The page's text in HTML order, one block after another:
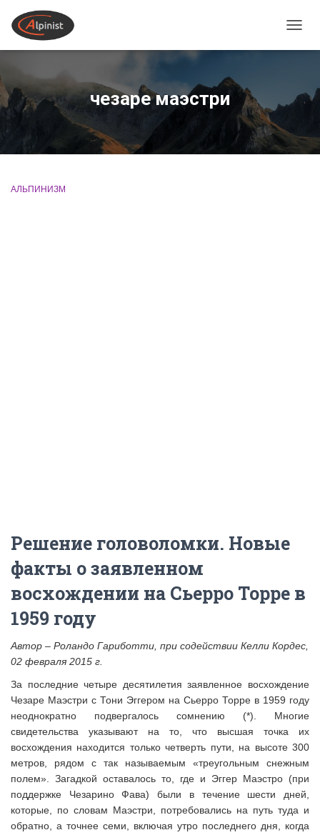
чезаре маэстри
АЛЬПИНИЗМ
Решение головоломки. Новые
факты о заявленном
восхождении на Сьерро Торре в
1959 году
Автор – Роландо Гариботти, при содействии Келли Кордес,
02 февраля 2015 г.
За последние четыре десятилетия заявленное восхождение
Чезаре Маэстри с Тони Эггером на Сьерро Торре в 1959 году
неоднократно подвергалось сомнению (*). Многие
свидетельства указывают на то, что высшая точка их
восхождения находится только четверть пути, на высоте 300
метров, рядом с так называемым «треугольным снежным
полем». Загадкой оставалось то, где и Эггер Маэстро (при
поддержке Чезарино Фава) были в течение шести дней,
которые, по словам Маэстри, потребовались на путь туда и
обратно, а точнее семи, включая утро последнего дня, когда